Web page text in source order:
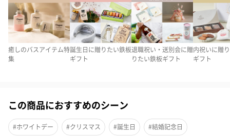
今、世界中のセレブが注目していると言われている「CLAYD（ク
レイド）」のクレイ100%入浴剤。日本でも多くの著名人が支持す
癒しのバスアイテム特
集
誕生日に贈りたい鉄板
ギフト
退職祝い・送別会に贈
りたい鉄板ギフト
内祝いに贈
ギフト
この商品におすすめのシーン
#ホワイトデー #クリスマス #誕生日 #結婚記念日